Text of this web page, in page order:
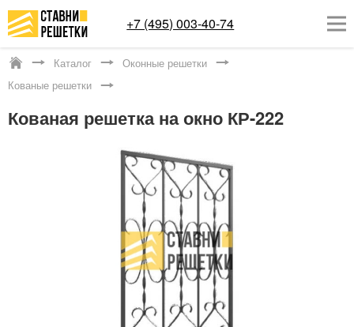
+7 (495) 003-40-74
СТАВНИ НА ОКНА
Каталог
Оконные решетки
Кованые решетки
Кованая решетка на окно КР-222